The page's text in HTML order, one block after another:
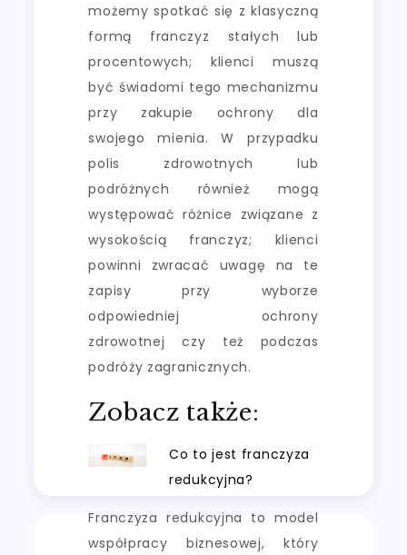
możemy spotkać się z klasyczną
formą franczyz stałych lub
procentowych; klienci muszą
być świadomi tego mechanizmu
przy zakupie ochrony dla
swojego mienia. W przypadku
polis zdrowotnych lub
podróżnych również mogą
występować różnice związane z
wysokością franczyz; klienci
powinni zwracać uwagę na te
zapisy przy wyborze
odpowiedniej ochrony
zdrowotnej czy też podczas
podróży zagranicznych.
Zobacz także:
Co to jest franczyza
redukcyjna?
Franczyza redukcyjna to model
współpracy biznesowej, który